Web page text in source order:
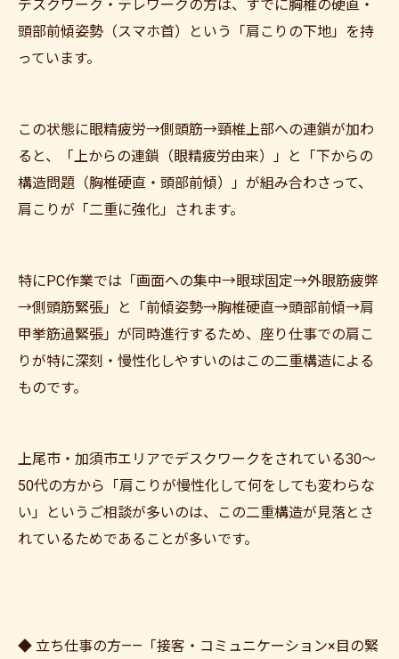
デスクワーク・テレワークの方は、すでに胸椎の硬直・
頭部前傾姿勢（スマホ首）という「肩こりの下地」を持
っています。
この状態に眼精疲労→側頭筋→頸椎上部への連鎖が加わ
ると、「上からの連鎖（眼精疲労由来）」と「下からの
構造問題（胸椎硬直・頭部前傾）」が組み合わさって、
肩こりが「二重に強化」されます。
特にPC作業では「画面への集中→眼球固定→外眼筋疲弊
→側頭筋緊張」と「前傾姿勢→胸椎硬直→頭部前傾→肩
甲挙筋過緊張」が同時進行するため、座り仕事での肩こ
りが特に深刻・慢性化しやすいのはこの二重構造による
ものです。
上尾市・加須市エリアでデスクワークをされている30〜
50代の方から「肩こりが慢性化して何をしても変わらな
い」というご相談が多いのは、この二重構造が見落とさ
れているためであることが多いです。
◆ 立ち仕事の方——「接客・コミュニケーション×目の緊